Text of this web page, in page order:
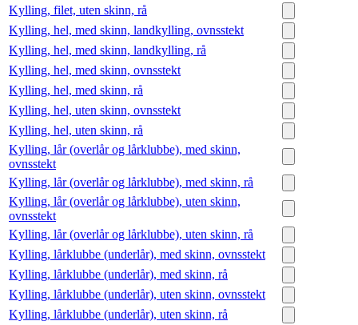
Kylling, filet, uten skinn, rå
Kylling, hel, med skinn, landkylling, ovnsstekt
Kylling, hel, med skinn, landkylling, rå
Kylling, hel, med skinn, ovnsstekt
Kylling, hel, med skinn, rå
Kylling, hel, uten skinn, ovnsstekt
Kylling, hel, uten skinn, rå
Kylling, lår (overlår og lårklubbe), med skinn,
ovnsstekt
Kylling, lår (overlår og lårklubbe), med skinn, rå
Kylling, lår (overlår og lårklubbe), uten skinn,
ovnsstekt
Kylling, lår (overlår og lårklubbe), uten skinn, rå
Kylling, lårklubbe (underlår), med skinn, ovnsstekt
Kylling, lårklubbe (underlår), med skinn, rå
Kylling, lårklubbe (underlår), uten skinn, ovnsstekt
Kylling, lårklubbe (underlår), uten skinn, rå